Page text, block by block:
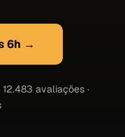
6h →
avaliações ·